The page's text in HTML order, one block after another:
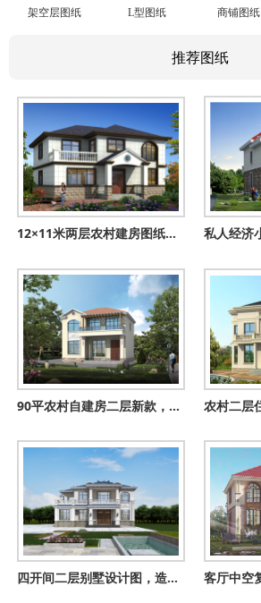
架空层图纸 L型图纸 商铺图纸
推荐图纸
12×11米两层农村建房图纸，农村建房最佳户型，简单的风格
90平农村自建房二层新款，占地不大但很实用，
四开间二层别墅设计图，造型精美经典舒适，火爆全村的户型